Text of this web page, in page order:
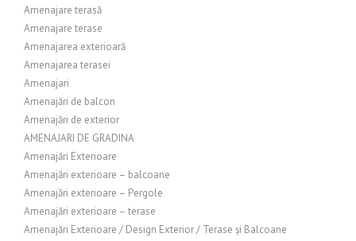
Amenajare terasă
Amenajare terase
Amenajarea exterioară
Amenajarea terasei
Amenajari
Amenajări de balcon
Amenajări de exterior
AMENAJARI DE GRADINA
Amenajări Exterioare
Amenajări exterioare – balcoane
Amenajări exterioare – Pergole
Amenajări exterioare – terase
Amenajări Exterioare / Design Exterior / Terase și Balcoane